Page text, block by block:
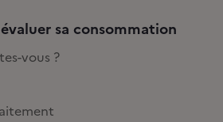
sa consommation
vous ?